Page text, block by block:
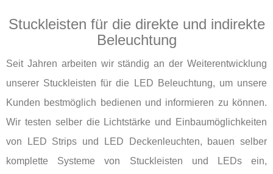
Stuckleisten für die direkte und indirekte
Beleuchtung
Seit Jahren arbeiten wir ständig an der Weiterentwicklung
unserer Stuckleisten für die LED Beleuchtung, um unsere
Kunden bestmöglich bedienen und informieren zu können.
Wir testen selber die Lichtstärke und Einbaumöglichkeiten
von LED Strips und LED Deckenleuchten, bauen selber
komplette Systeme von Stuckleisten und LEDs ein,